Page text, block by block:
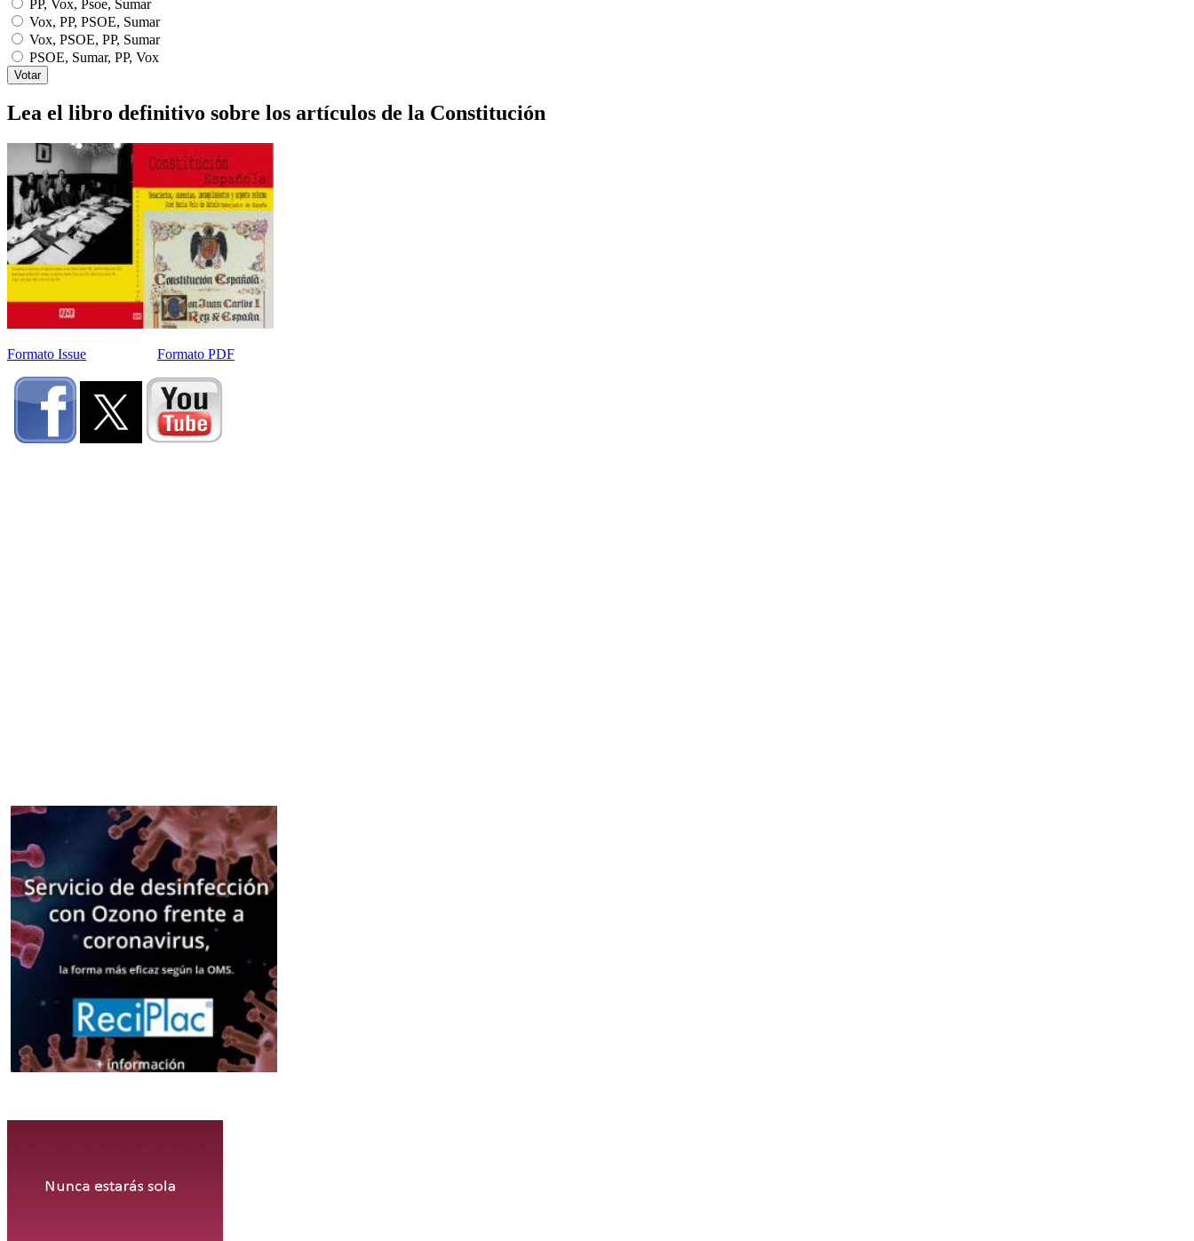
PP, Vox, Psoe, Sumar
Vox, PP, PSOE, Sumar
Vox, PSOE, PP, Sumar
PSOE, Sumar, PP, Vox
Lea el libro definitivo sobre los artículos de la Constitución
Formato Issue Formato PDF